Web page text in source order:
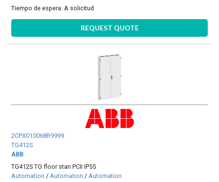
Tiempo de espera:A solicitud
REQUEST QUOTE
2CPX010068R9999
TG412S
ABB
TG412S TG floor stan PCII IP55
Automation /Automation /Automation